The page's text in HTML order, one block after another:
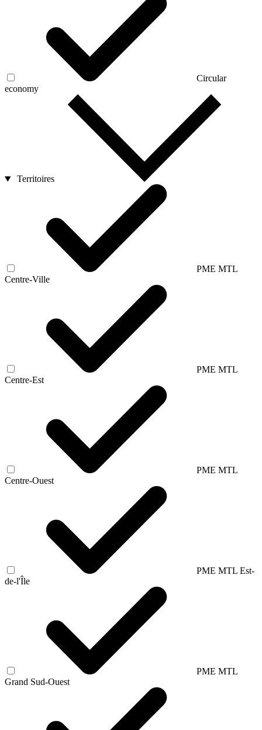
Circular
economy
Territoires
PME MTL
Centre-Ville
PME MTL
Centre-Est
PME MTL
Centre-Ouest
PME MTL Est-
de-l'Île
PME MTL
Grand Sud-Ouest